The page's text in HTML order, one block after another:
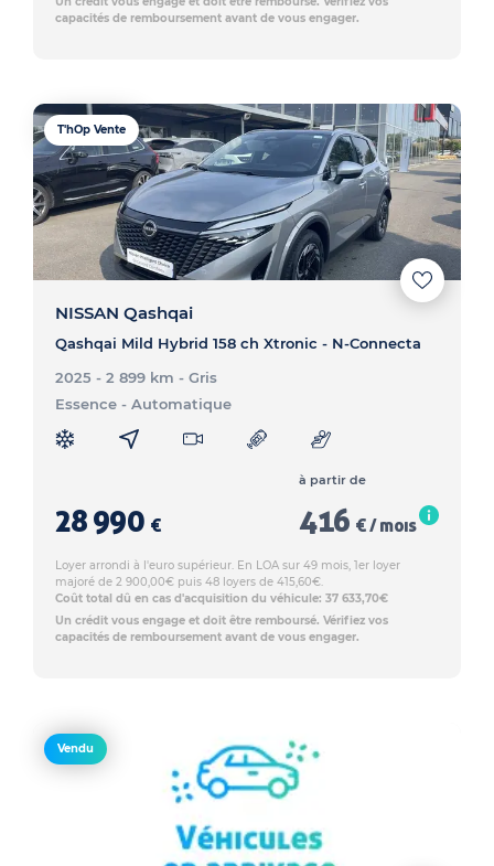
capacités de remboursement avant de vous engager.
T'hOp Vente
NISSAN Qashqai
Qashqai Mild Hybrid 158 ch Xtronic - N-Connecta
2025 - 2 899 km - Gris
Essence - Automatique
28 990 €
à partir de
416 € / mois
Loyer arrondi à l'euro supérieur. En LOA sur 49 mois, 1er loyer
majoré de 2 900,00€ puis 48 loyers de 415,60€.
Coût total dû en cas d'acquisition du véhicule: 37 633,70€
Un crédit vous engage et doit être remboursé. Vérifiez vos
capacités de remboursement avant de vous engager.
Vendu